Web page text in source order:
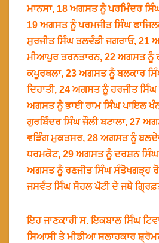
ਮਾਨਸਾ, 18 ਅਗਸਤ ਨੂੰ ਪਰਮਿੰਦਰ
19 ਅਗਸਤ ਨੂੰ ਪਰਮਜੀਤ ਸਿੰਘ
ਸੁਰਜੀਤ ਸਿੰਘ ਤਲਵੰਡੀ ਜਗਰਾਓ, 21
ਮੀਆਪੁਰ ਤਰਨਤਾਰਨ, 22 ਅਗਸਤ ਨੂੰ
ਕਪੂਰਥਲਾ, 23 ਅਗਸਤ ਨੂੰ ਬਲਕਾਰ
ਦਿਹਾਤੀ, 24 ਅਗਸਤ ਨੂੰ ਹਰਜੀਤ
ਅਗਸਤ ਨੂੰ ਭਾਈ ਰਾਮ ਸਿੰਘ ਪਾਇਲ
ਗੁਰਬਿੰਦਰ ਸਿੰਘ ਜੌਲੀ ਬਟਾਲਾ, 27
ਵੜਿੰਗ ਮੁਕਤਸਰ, 28 ਅਗਸਤ ਨੂੰ
ਧਰਮਕੋਟ, 29 ਅਗਸਤ ਨੂੰ ਦਰਸ਼ਨ ਸਿੰਘ
ਅਗਸਤ ਨੂੰ ਰਣਜੀਤ ਸਿੰਘ ਸੰਤੋਖਗੜ੍ਹ
ਜਸਵੰਤ ਸਿੰਘ ਸੋਹਲ ਪੱਟੀ ਦੇ ਜਥੇ
ਇਹ ਜਾਣਕਾਰੀ ਸ. ਇਕਬਾਲ ਸਿੰਘ
ਸਿਆਸੀ ਤੇ ਮੀਡੀਆ ਸਲਾਹਕਾਰ